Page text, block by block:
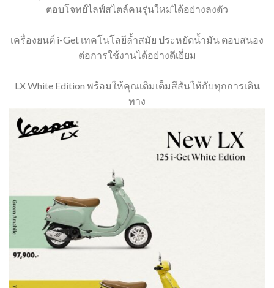
ตอบโจทย์ไลฟ์สไตล์คนรุ่นใหม่ได้อย่างลงตัว
เครื่องยนต์ i-Get เทคโนโลยีล้ำสมัย ประหยัดน้ำมัน ตอบสนอง
ต่อการใช้งานได้อย่างดีเยี่ยม
LX White Edition พร้อมให้คุณเติมเต็มสีสันให้กับทุกการเดิน
ทาง